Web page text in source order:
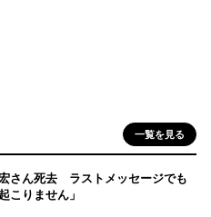
一覧を見る
さん死去 ラストメッセージでも
りません」